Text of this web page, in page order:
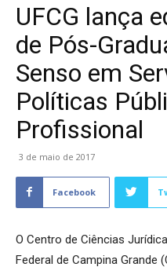
UFCG lança
de Pós-
Senso em
Políticas
Profissional
3 de maio de 2017
Facebook
O Centro de Ciências
Federal de Campina Grande